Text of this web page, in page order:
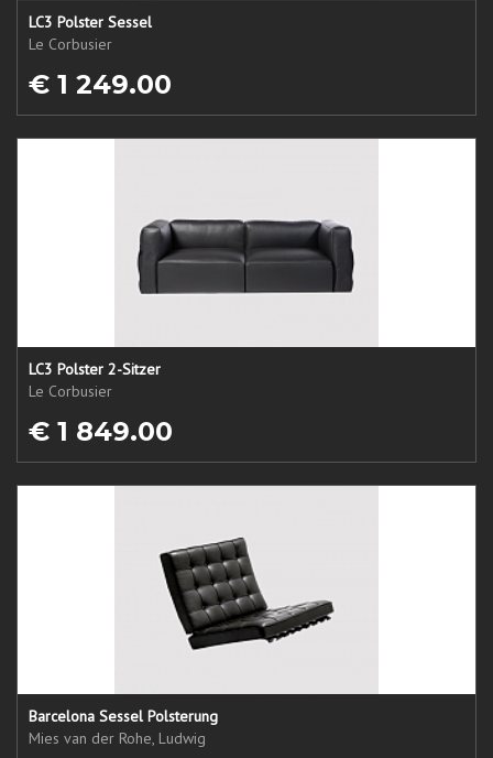
LC3 Polster Sessel
Le Corbusier
€ 1 249.00
LC3 Polster 2-Sitzer
Le Corbusier
€ 1 849.00
Barcelona Sessel Polsterung
Mies van der Rohe, Ludwig